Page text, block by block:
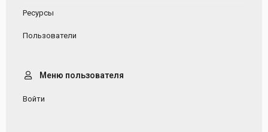
Ресурсы
Пользователи
Меню пользователя
Войти